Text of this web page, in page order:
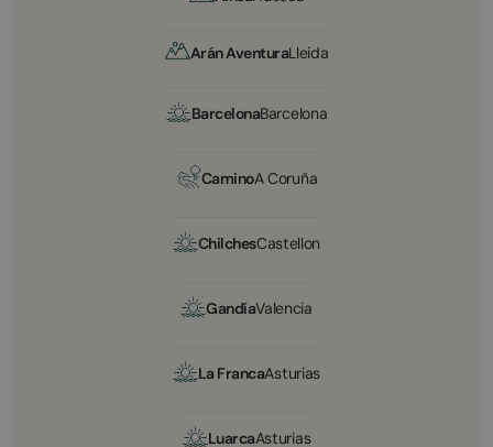
Arán AventuraLleida
BarcelonaBarcelona
CaminoA Coruña
ChilchesCastellon
GandíaValencia
La FrancaAsturias
LuarcaAsturias